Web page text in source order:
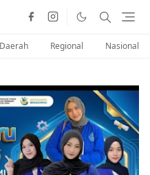
Daerah Regional Nasional